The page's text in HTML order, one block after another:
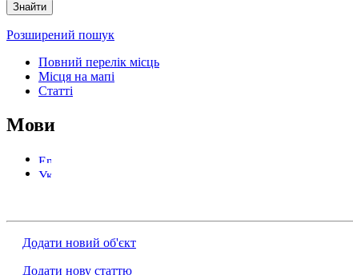
Розширений пошук
Повний перелік місць
Місця на мапі
Статті
Мови
Додати новий об'єкт
Додати нову статтю